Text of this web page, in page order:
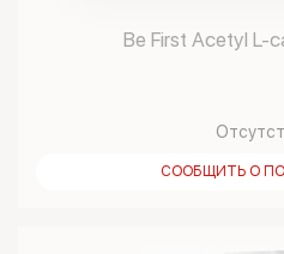
Be First Acetyl L-
СООБЩИТЬ О